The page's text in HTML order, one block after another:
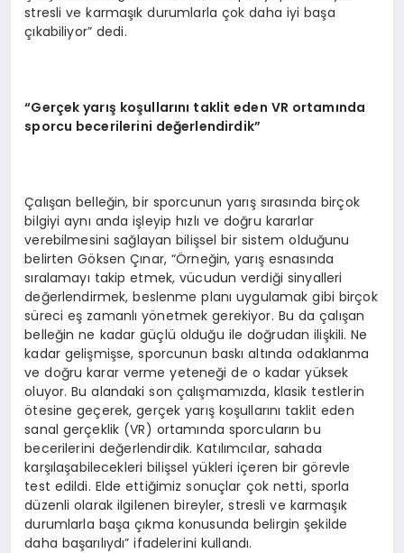
stresli ve karmaşık durumlarla çok daha iyi başa
çıkabiliyor” dedi.
“Gerçek yarış koşullarını taklit eden VR ortamında
sporcu becerilerini değerlendirdik”
Çalışan belleğin, bir sporcunun yarış sırasında birçok
bilgiyi aynı anda işleyip hızlı ve doğru kararlar
verebilmesini sağlayan bilişsel bir sistem olduğunu
belirten Göksen Çınar, “Örneğin, yarış esnasında
sıralamayı takip etmek, vücudun verdiği sinyalleri
değerlendirmek, beslenme planı uygulamak gibi birçok
süreci eş zamanlı yönetmek gerekiyor. Bu da çalışan
belleğin ne kadar güçlü olduğu ile doğrudan ilişkili. Ne
kadar gelişmişse, sporcunun baskı altında odaklanma
ve doğru karar verme yeteneği de o kadar yüksek
oluyor. Bu alandaki son çalışmamızda, klasik testlerin
ötesine geçerek, gerçek yarış koşullarını taklit eden
sanal gerçeklik (VR) ortamında sporcuların bu
becerilerini değerlendirdik. Katılımcılar, sahada
karşılaşabilecekleri bilişsel yükleri içeren bir görevle
test edildi. Elde ettiğimiz sonuçlar çok netti, sporla
düzenli olarak ilgilenen bireyler, stresli ve karmaşık
durumlarla başa çıkma konusunda belirgin şekilde
daha başarılıydı” ifadelerini kullandı.